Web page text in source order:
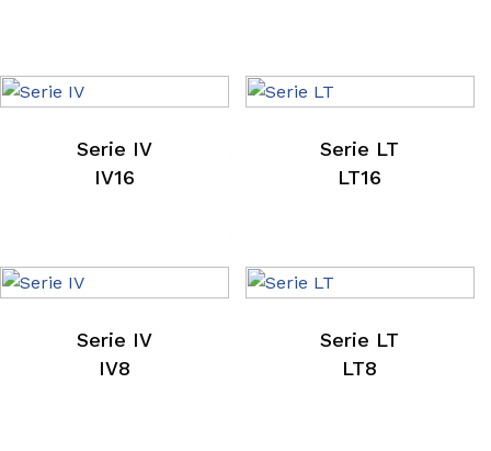
Serie IV
IV16
Serie LT
LT16
Serie IV
IV8
Serie LT
LT8